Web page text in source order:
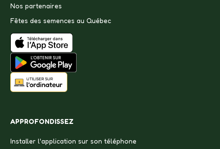
Nos partenaires
Fêtes des semences au Québec
APPROFONDISSEZ
Installer l'application sur son téléphone